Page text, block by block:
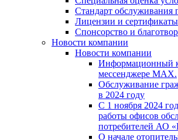
Стандарт обслуживания
Лицензии и сертификаты
Спонсорство и
Новости компании
Новости компании
Информационный
мессенджере MAX.
Обслуживание
в 2024 году
С 1 ноября 2024
работы офисов
потребителей АО
О начале